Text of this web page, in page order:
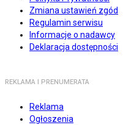
Zmiana ustawień zgód
Regulamin serwisu
Informacje o nadawcy
Deklaracja dostępności
REKLAMA I PRENUMERATA
Reklama
Ogłoszenia